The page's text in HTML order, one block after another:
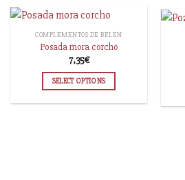
COMPLEMENTOS DE BELÉN
Posada mora corcho
7,35€
SELECT OPTIONS